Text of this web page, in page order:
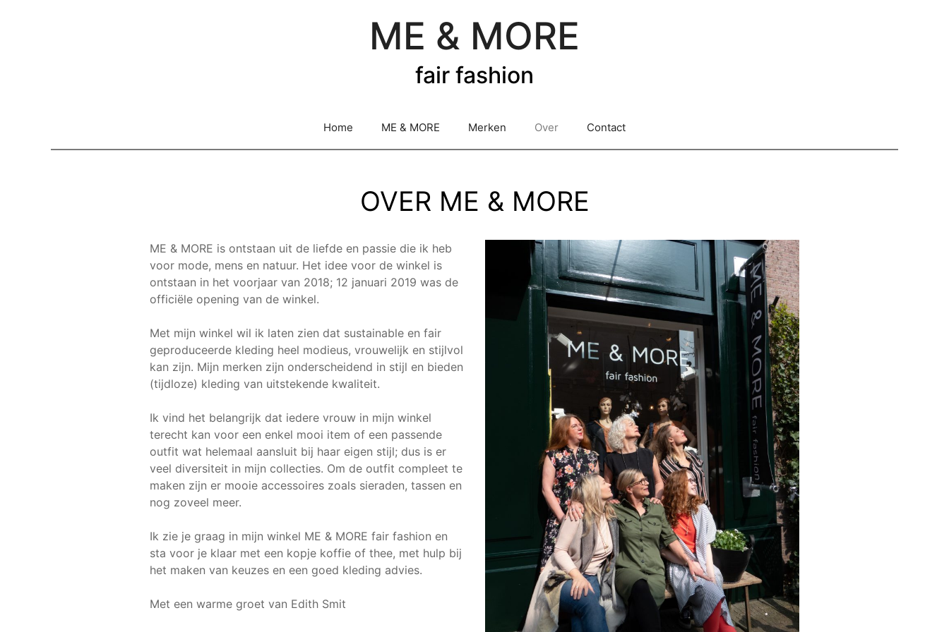
ME & MORE
fair fashion
Home ME & MORE Merken Over Contact
OVER ME & MORE
ME & MORE is ontstaan uit de liefde en passie die ik heb
voor mode, mens en natuur. Het idee voor de winkel is
ontstaan in het voorjaar van 2018; 12 januari 2019 was de
officiële opening van de winkel.
Met mijn winkel wil ik laten zien dat sustainable en fair
geproduceerde kleding heel modieus, vrouwelijk en stijlvol
kan zijn. Mijn merken zijn onderscheidend in stijl en bieden
(tijdloze) kleding van uitstekende kwaliteit.
Ik vind het belangrijk dat iedere vrouw in mijn winkel
terecht kan voor een enkel mooi item of een passende
outfit wat helemaal aansluit bij haar eigen stijl; dus is er
veel diversiteit in mijn collecties. Om de outfit compleet te
maken zijn er mooie accessoires zoals sieraden, tassen en
nog zoveel meer.
Ik zie je graag in mijn winkel ME & MORE fair fashion en
sta voor je klaar met een kopje koffie of thee, met hulp bij
het maken van keuzes en een goed kleding advies.
Met een warme groet van Edith Smit